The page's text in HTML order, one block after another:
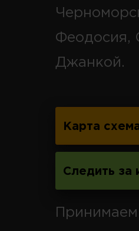
Феодосия,
Джанкой.
Карта
Следить за